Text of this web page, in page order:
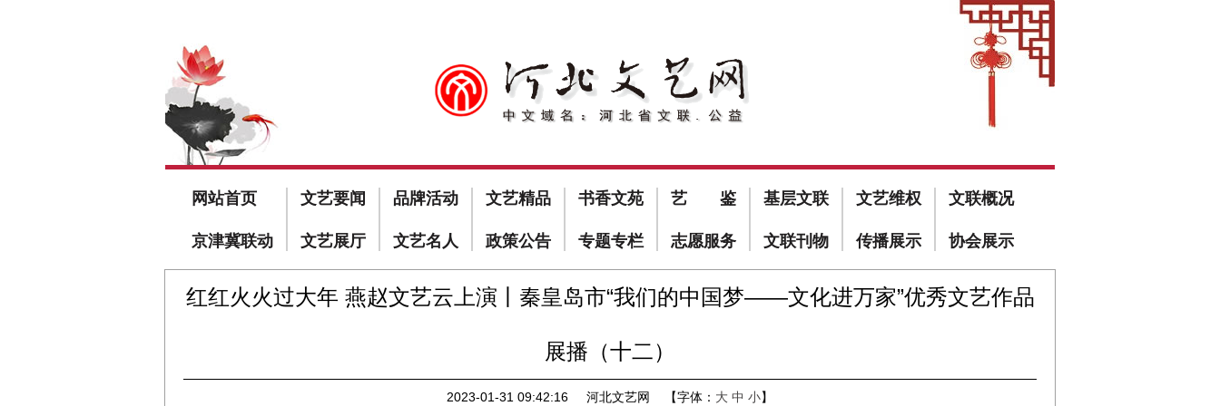
网站首页 文艺要闻 品牌活动 文艺精品 书香文苑 艺 鉴 基层文联 文艺维权 文联概况
京津冀联动 文艺展厅 文艺名人 政策公告 专题专栏 志愿服务 文联刊物 传播展示 协会展示
红红火火过大年 燕赵文艺云上演丨秦皇岛市“我们的中国梦——文化进万家”优秀文艺作品
展播（十二）
2023-01-31 09:42:16 河北文艺网 【字体： 大 中 小】